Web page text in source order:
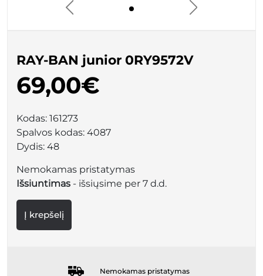
RAY-BAN junior 0RY9572V
69,00€
Kodas: 161273
Spalvos kodas: 4087
Dydis: 48
Nemokamas pristatymas
Išsiuntimas - išsiųsime per 7 d.d.
Į krepšelį
Nemokamas pristatymas